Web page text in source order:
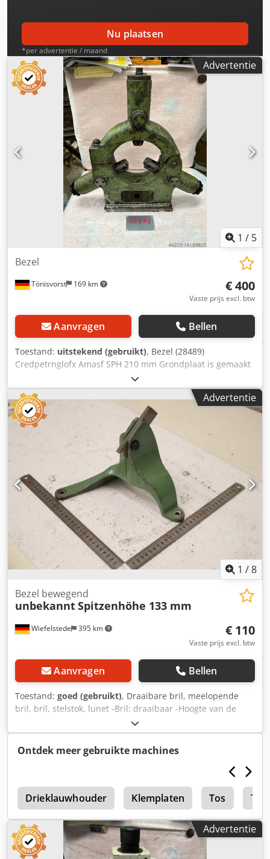
Nu plaatsen
*per advertentie / maand
Advertentie
1 / 5
Tönisvorst 169 km
Bezel
€ 400
Vaste prijs excl. btw
Aanvragen Bellen
Toestand: uitstekend (gebruikt), Bezel (28489)
Credpetrnglofx Amasf SPH 210 mm Grondplaat is gemaakt
Advertentie
1 /8
Wiefelstede 395 km
Bezel bewegend
unbekanntSpitzenhöhe 133 mm
€ 110
Vaste prijs excl. btw
Aanvragen Bellen
Toestand: goed (gebruikt), Draaibare bril, meelopende
bril, bril, stelstok, lunet -Bril: draaibaar -Hoogte van de
punt: 133 mm -Afmetingen: zie foto's Cjdpfx Ajzmf
Hyomasrf -Maten: 225/180/H200 mm -Gewicht: 1,2 kg
Ontdek meer gebruikte machines
Drieklauwhouder Klemplaten Tos
Advertentie